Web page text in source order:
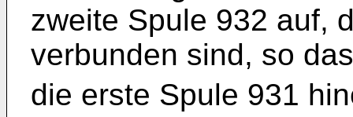
zweite Spule 932 auf,
verbunden sind, so
die erste Spule 931